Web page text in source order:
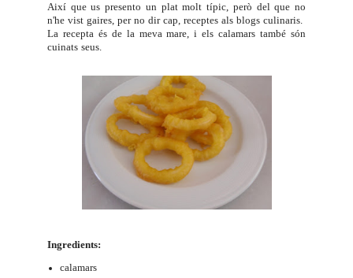
Així que us presento un plat molt típic, però del que no
n'he vist gaires, per no dir cap, receptes als blogs culinaris.
La recepta és de la meva mare, i els calamars també són
cuinats seus.
Ingredients:
calamars